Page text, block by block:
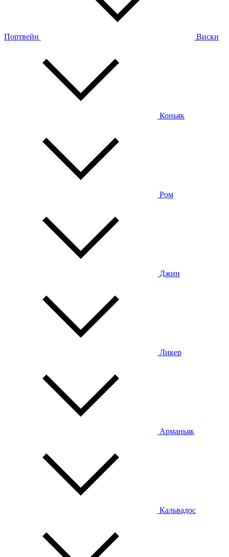
Портвейн Виски
Коньяк
Ром
Джин
Ликер
Арманьяк
Кальвадос